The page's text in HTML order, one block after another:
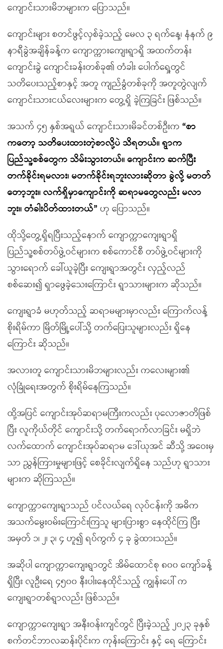
ကျောင်းသားမိဘများက ပြောသည်။
ကျောင်းများ စတင်ဖွင့်လှစ်ခဲ့သည့် မေလ ၃ ရက်နေ့၊ နံနက် ၉
နာရီခွဲအချိန်ခန့်က ကျောက္ကားကျေးရွာရှိ အထက်တန်း
ကျောင်းခွဲ ကျောင်းခန်းတစ်ခု၏ တံခါး ပေါက်ရှေ့တွင်
သတိပေးသည့်စာနှင့် အတူ ကျည်ခွံတစ်ခုကို အတူတွဲလျက်
ကျောင်းသားငယ်လေးများက တွေ့ရှိ ခဲ့ကြခြင်း ဖြစ်သည်။
အသက် ၄၅ နှစ်အရွယ် ကျောင်းသားမိခင်တစ်ဦးက “စာ
ကတော့ သတိပေးထားတဲ့စာလို့ပဲ သိရတယ်။ ရွာက
ပြည်သူ့စစ်တွေက သိမ်းသွားတယ်။ ကျောင်းက ဆက်ပြီး
တက်ခိုင်းရမလား၊ မတက်ခိုင်းရဘူးလားဆိုတာ ခွဲလို့ မတတ်
တော့ဘူး။ လက်ရှိမှာကျောင်းကို ဆရာမတွေလည်း မလာ
ဘူး။ တံခါးပိတ်ထားတယ်” ဟု ပြောသည်။
ထိုသို့တွေ့ရှိရပြီးသည့်နောက် ကျောက္ကာကျေးရွာရှိ
ပြည်သူ့စစ်တပ်ဖွဲ့ဝင်များက စစ်ကောင်စီ တပ်ဖွဲ့ဝင်များကို
သွားရောက် ခေါ်ယူခဲ့ပြီး ကျေးရွာအတွင်း လှည့်လည်
စစ်ဆေး၍ ရှာဖွေခဲ့သေးကြောင်း ရွာသားများက ဆိုသည်။
ကျေးရွာခံ မဟုတ်သည့် ဆရာမများမှာလည်း ကြောက်လန့်
စိုးရိမ်ကာ မြိတ်မြို့ပေါ်သို့ တက်ပြေးသူများလည်း ရှိနေ
ကြောင်း ဆိုသည်။
အလားတူ ကျောင်းသားမိဘများလည်း ကလေးများ၏
လုံခြုံရေးအတွက် စိုးရိမ်နေကြသည်။
ထို့အပြင် ကျောင်းအုပ်ဆရာမကြီးကလည်း ပုလောဇာတိဖြစ်
ပြီး လူကိုယ်တိုင် ကျောင်းသို့ တက်ရောက်လာခြင်း မရှိဘဲ
လက်ထောက် ကျောင်းအုပ်ဆရာမ ဒေါ်ယုအင် ဆီသို့ အဝေးမှ
သာ ညွှန်ကြားမှုများဖြင့် စေခိုင်းလျက်ရှိနေ သည်ဟု ရွာသား
များက ဆိုကြသည်။
ကျောက္ကာကျေးရွာသည် ပင်လယ်ရေ လုပ်ငန်းကို အဓိက
အသက်မွေးဝမ်းကြောင်းကြသူ များပြားစွာ နေထိုင်ကြ ပြီး
အမှတ် ၁၊ ၂၊ ၃၊ ၄ ဟူ၍ ရပ်ကွက် ၄ ခု ခွဲထားသည်။
အဆိုပါ ကျောက္ကာကျေးရွာတွင် အိမ်ထောင်စု ၈၀၀ ကျော်ခန့်
ရှိပြီး လူဦးရေ ၄၅၀၀ နီးပါးနေထိုင်သည့် ကျွန်းပေါ် က
ကျေးရွာတစ်ရွာလည်း ဖြစ်သည်။
ကျောက္ကာကျေးရွာ အနီးဝန်းကျင်တွင် ပြီးခဲ့သည့် ၂၀၂၃ ခုနှစ်
စက်တင်ဘာလဆန်းပိုင်းက ကုန်းကြောင်း နှင့် ရေ ကြောင်း